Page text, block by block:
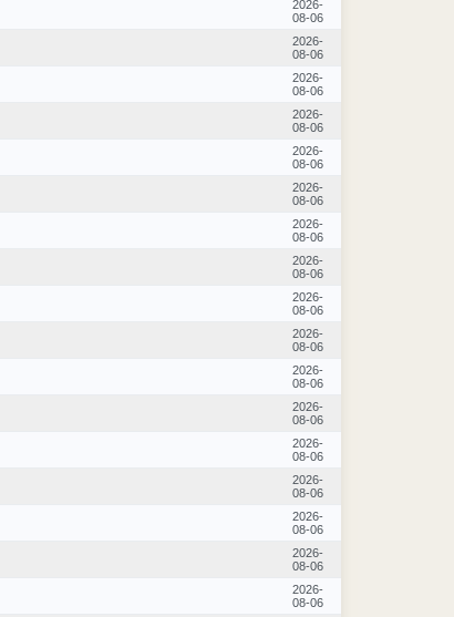
2026-
08-06
2026-
08-06
2026-
08-06
2026-
08-06
2026-
08-06
2026-
08-06
2026-
08-06
2026-
08-06
2026-
08-06
2026-
08-06
2026-
08-06
2026-
08-06
2026-
08-06
2026-
08-06
2026-
08-06
2026-
08-06
2026-
08-06